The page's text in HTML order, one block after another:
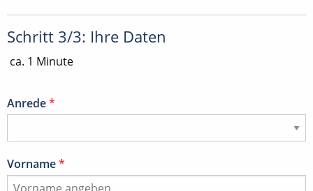
Schritt 3/3: Ihre Daten
ca. 1 Minute
Anrede*
Vorname*